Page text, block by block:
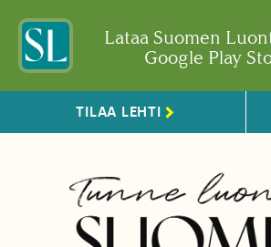
Lataa Suomen
Google Play
TILAA LEHTI